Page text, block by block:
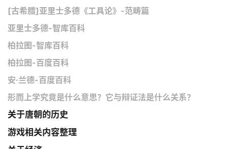
[古希腊]亚里士多德《工具论》-范畴篇
亚里士多德-智库百科
柏拉图-智库百科
柏拉图-百度百科
安·兰德-百度百科
形而上学究竟是什么意思？它与辩证法是什么关系？
关于唐朝的历史
游戏相关内容整理